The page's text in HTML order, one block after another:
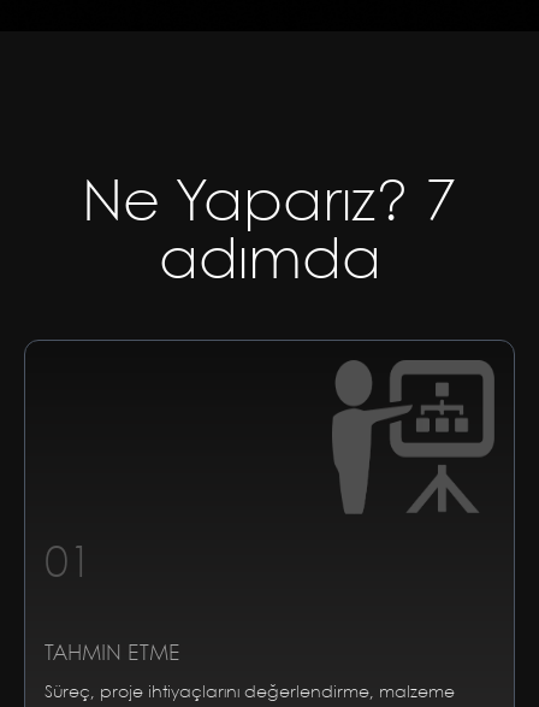
Ne Yaparız? 7
adımda
01
TAHMIN ETME
Süreç, proje ihtiyaçlarını değerlendirme, malzeme